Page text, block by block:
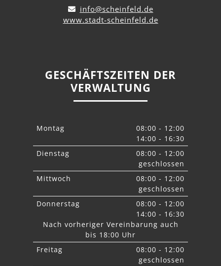
info@scheinfeld.de
www.stadt-scheinfeld.de
GESCHÄFTSZEITEN DER
VERWALTUNG
Montag
08:00 - 12:00
14:00 - 16:30
Dienstag
08:00 - 12:00
geschlossen
Mittwoch
08:00 - 12:00
geschlossen
Donnerstag
08:00 - 12:00
14:00 - 16:30
Nach vorheriger Vereinbarung auch
bis 18:00 Uhr
Freitag
08:00 - 12:00
geschlossen